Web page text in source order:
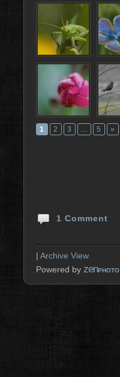
1 2 3 … 5 »
1 Comment
| Archive View
Powered by zenPHOTO